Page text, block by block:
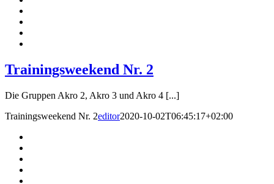
Trainingsweekend Nr. 2
Die Gruppen Akro 2, Akro 3 und Akro 4 [...]
Trainingsweekend Nr. 2editor2020-10-02T06:45:17+02:00